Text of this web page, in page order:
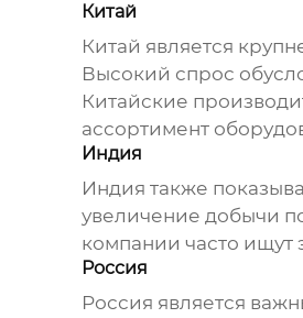
Китай
Китай является
Высокий спрос
Китайские
ассортимент
Индия
Индия также
увеличение добычи
компании часто
Россия
Россия является